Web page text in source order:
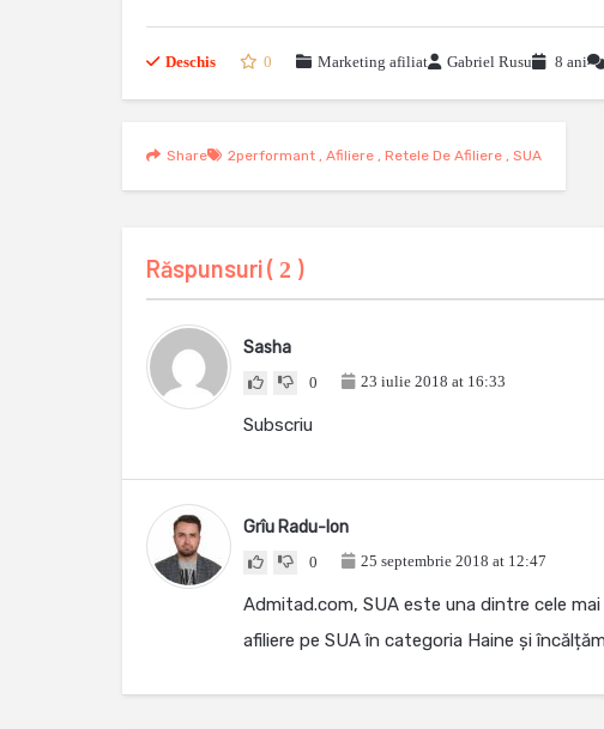
Deschis 0 Marketing afiliat Gabriel Rusu 8 ani
2performant , Afiliere , Retele De Afiliere , SUA
Share
Răspunsuri ( 2 )
Sasha
0 23 iulie 2018 at 16:33
Subscriu
Grîu Radu-Ion
0 25 septembrie 2018 at 12:47
Admitad.com, SUA este una dintre cele
afiliere pe SUA în categoria Haine și